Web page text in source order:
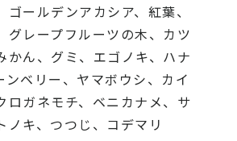
ゴールデンアカシア、紅葉、
グレープフルーツの木、カツ
かん、グミ、エゴノキ、ハナ
ンベリー、ヤマボウシ、カイ
ロガネモチ、ベニカナメ、サ
ノキ、つつじ、コデマリ